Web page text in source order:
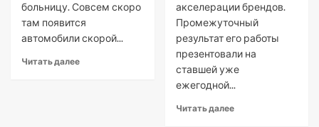
больницу. Совсем скоро
там появится
автомобили скорой...
Читать далее
акселерации брендов.
Промежуточный
результат его работы
презентовали на
ставшей уже
ежегодной...
Читать далее